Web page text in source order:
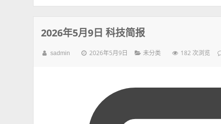
2026年5月9日 科技简报
sadmin 2026年5月9日 未分类 182 次浏览